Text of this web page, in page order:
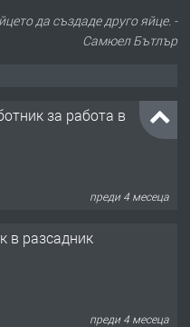
да създаде друго яйце. -
Самюел Бътлър
за работа в
преди 4 месеца
в разсадник
преди 4 месеца